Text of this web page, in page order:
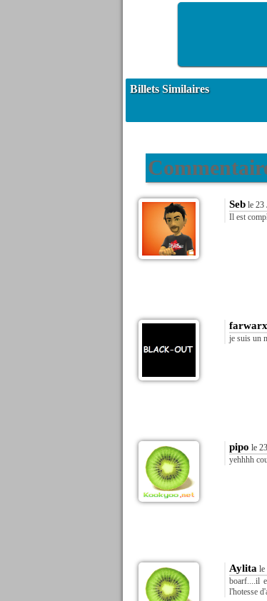
Billets Similaires
Seb le 23
Il est
farwarx
je suis un
pipo le
yehhhh
Aylita le
boarf....il
l'hotesse